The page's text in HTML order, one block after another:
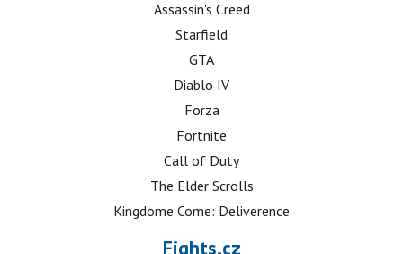
Assassin's Creed
Starfield
GTA
Diablo IV
Forza
Fortnite
Call of Duty
The Elder Scrolls
Kingdome Come: Deliverence
Fights.cz